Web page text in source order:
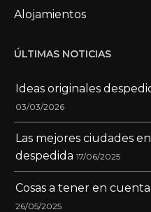
Alojamientos
ÚLTIMAS NOTICIAS
Ideas originales
03/03/2026
Las mejores ciudades
despedida 17/06/2025
Cosas a tener en
26/05/2025